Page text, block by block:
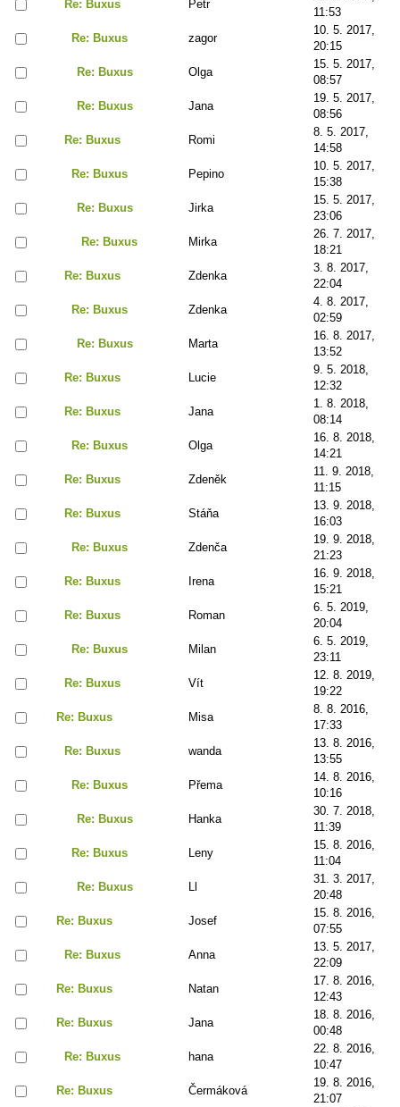
Re: Buxus
Petr
11:53
Re: Buxus
zagor
10. 5. 2017,
20:15
Re: Buxus
Olga
15. 5. 2017,
08:57
Re: Buxus
Jana
19. 5. 2017,
08:56
Re: Buxus
Romi
8. 5. 2017,
14:58
Re: Buxus
Pepino
10. 5. 2017,
15:38
Re: Buxus
Jirka
15. 5. 2017,
23:06
Re: Buxus
Mirka
26. 7. 2017,
18:21
Re: Buxus
Zdenka
3. 8. 2017,
22:04
Re: Buxus
Zdenka
4. 8. 2017,
02:59
Re: Buxus
Marta
16. 8. 2017,
13:52
Re: Buxus
Lucie
9. 5. 2018,
12:32
Re: Buxus
Jana
1. 8. 2018,
08:14
Re: Buxus
Olga
16. 8. 2018,
14:21
Re: Buxus
Zdeněk
11. 9. 2018,
11:15
Re: Buxus
Stáňa
13. 9. 2018,
16:03
Re: Buxus
Zdenča
19. 9. 2018,
21:23
Re: Buxus
Irena
16. 9. 2018,
15:21
Re: Buxus
Roman
6. 5. 2019,
20:04
Re: Buxus
Milan
6. 5. 2019,
23:11
Re: Buxus
Vít
12. 8. 2019,
19:22
Re: Buxus
Misa
8. 8. 2016,
17:33
Re: Buxus
wanda
13. 8. 2016,
13:55
Re: Buxus
Přema
14. 8. 2016,
10:16
Re: Buxus
Hanka
30. 7. 2018,
11:39
Re: Buxus
Leny
15. 8. 2016,
11:04
Re: Buxus
Ll
31. 3. 2017,
20:48
Re: Buxus
Josef
15. 8. 2016,
07:55
Re: Buxus
Anna
13. 5. 2017,
22:09
Re: Buxus
Natan
17. 8. 2016,
12:43
Re: Buxus
Jana
18. 8. 2016,
00:48
Re: Buxus
hana
22. 8. 2016,
10:47
Re: Buxus
Čermáková
19. 8. 2016,
21:07